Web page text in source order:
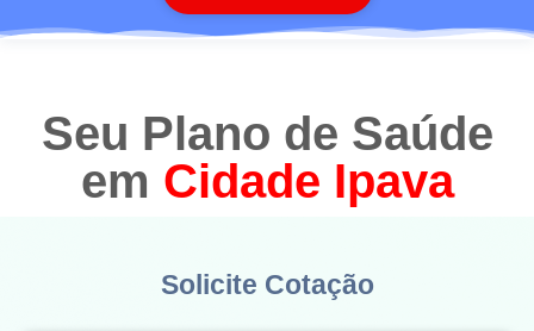
Seu Plano de Saúde
em Cidade Ipava
Solicite Cotação